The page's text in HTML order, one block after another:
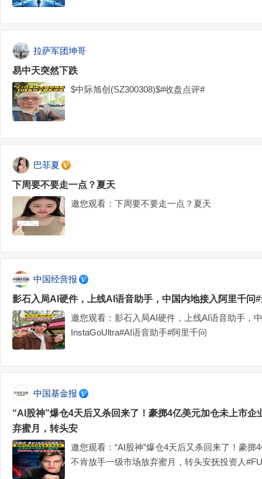
拉萨军团坤哥
易中天突然下跌
$中际旭创(SZ300308)$#收盘点评#
巴菲夏
下周要不要走一点？夏天
邀您观看：下周要不要走一点？夏天
中国经营报
影石入局AI硬件，上线AI语音助手，中国内地接入阿里千
邀您观看：影石入局AI硬件，上线AI语音助手，
InstaGoUltra#AI语音助手#阿里千问
中国基金报
“AI股神”爆仓4天后又杀回来了！豪掷4亿美元加仓未上市企
弃蜜月，转头安
邀您观看：“AI股神”爆仓4天后又杀回来了！豪
不肯放手一级市场放弃蜜月，转头安抚投资人